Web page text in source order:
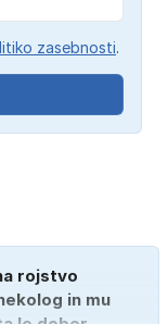
zasebnosti.
rojstvo
in mu